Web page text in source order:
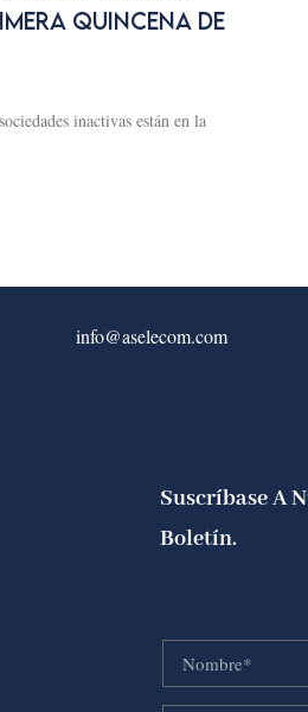
QUINCENA DE
inactivas están en la
info@aselecom.com
Suscríbase A
Boletín.